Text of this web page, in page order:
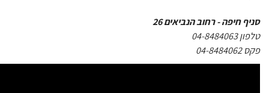
סניף חיפה - רחוב הנביאים 26
טלפון 04-8484063
פקס 04-8484062